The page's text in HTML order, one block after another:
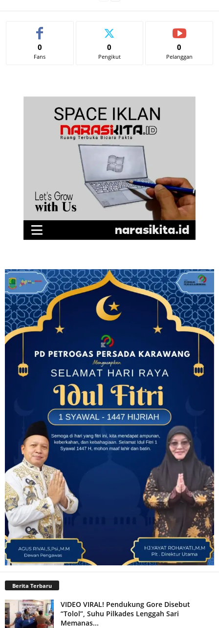
0
Fans
0
Pengikut
0
Pelanggan
Berita Terbaru
VIDEO VIRAL! Pendukung Gore Disebut
“Tolol”, Suhu Pilkades Lenggah Sari
Memanas...